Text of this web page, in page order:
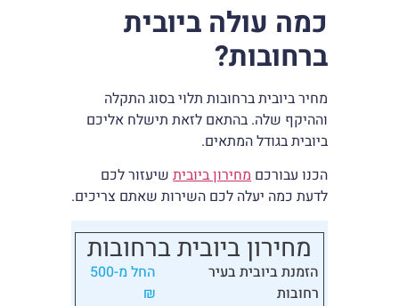
כמה עולה ביובית
ברחובות?
מחיר ביובית ברחובות תלוי בסוג התקלה
וההיקף שלה. בהתאם לזאת תישלח אליכם
ביובית בגודל המתאים.
הכנו עבורכםמחירון ביוביתשיעזור לכם
לדעת כמה יעלה לכם השירות שאתם צריכים.
מחירון ביובית ברחובות
הזמנת ביובית בעיר
רחובות
החל מ-500
₪